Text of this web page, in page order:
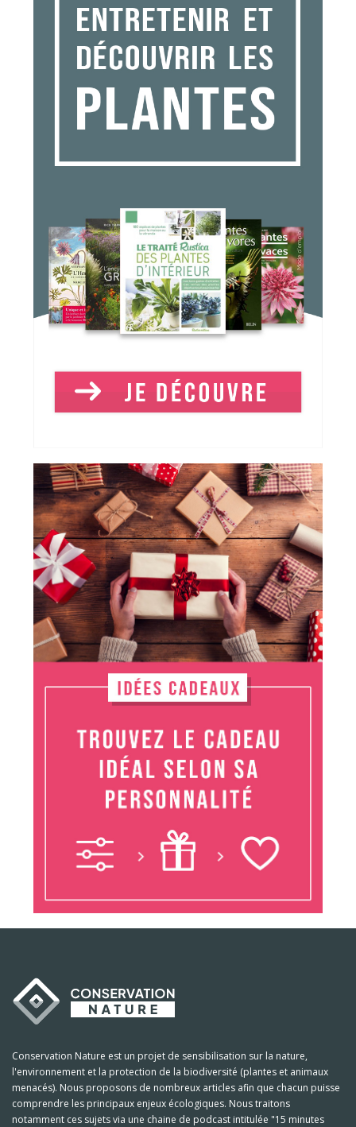
Conservation Nature est un projet de sensibilisation sur la nature,
l'environnement et la protection de la biodiversité (plantes et animaux
menacés). Nous proposons de nombreux articles afin que chacun puisse
comprendre les principaux enjeux écologiques. Nous traitons
notamment ces sujets via une chaine de podcast intitulée "15 minutes